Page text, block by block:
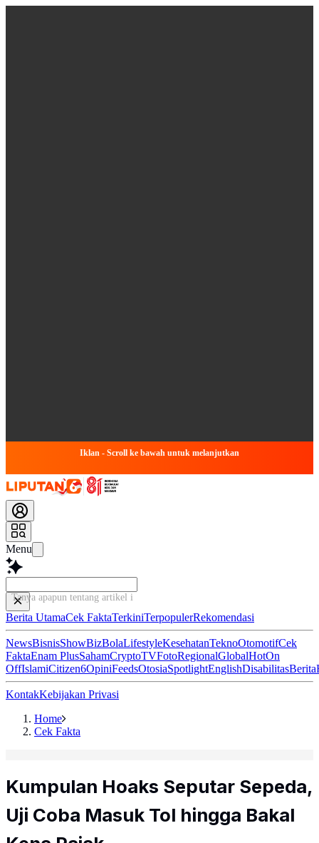
Iklan - Scroll ke bawah untuk melanjutkan
Menu
Tanya apapun tentang artikel ini...
Berita UtamaCek FaktaTerkiniTerpopulerRekomendasi
NewsBisnisShowBizBolaLifestyleKesehatanTeknoOtomotifCek
FaktaEnam PlusSahamCryptoTVFotoRegionalGlobalHotOn
OffIslamiCitizen6OpiniFeedsOtosiaSpotlightEnglishDisabilitasBerita
KontakKebijakan Privasi
Home
Cek Fakta
Kumpulan Hoaks Seputar Sepeda,
Uji Coba Masuk Tol hingga Bakal